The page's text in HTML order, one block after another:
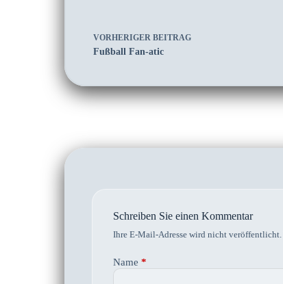
VORHERIGER BEITRAG
Fußball Fan-atic
Schreiben Sie einen Kommentar
Ihre E-Mail-Adresse wird nicht veröffentlicht.
Name *